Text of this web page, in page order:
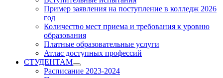
Пример заявления на поступление в колледж 2026
год
Количество мест приема и требования к уровню
образования
Платные образовательные услуги
Атлас доступных профессий
СТУДЕНТАМ
Show
sub
Расписание 2023-2024